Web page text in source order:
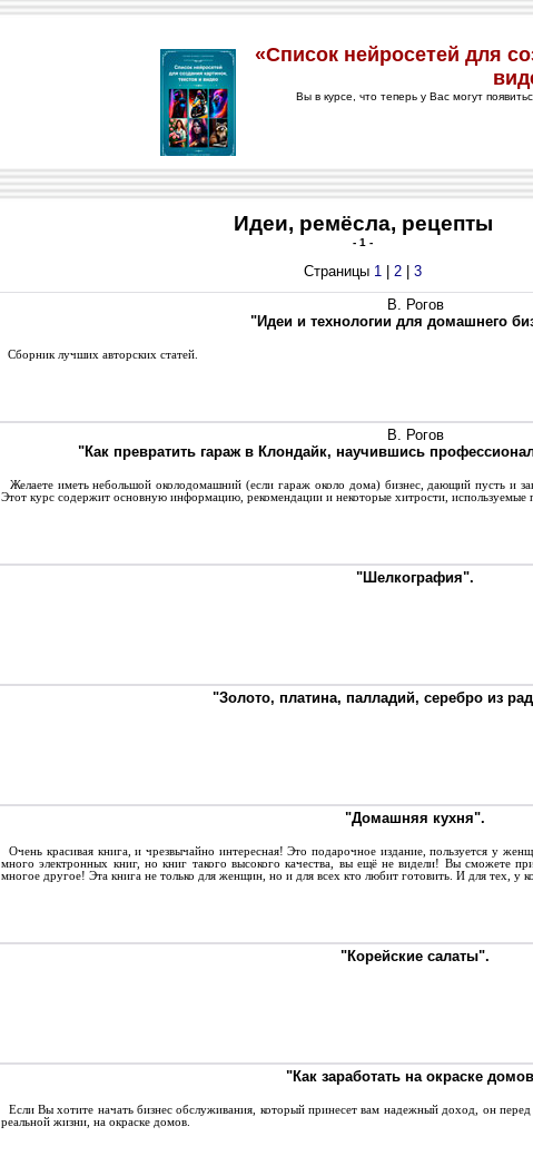
Идеи, ремёсла, рецепты
- 1 -
Страницы 1 | 2 | 3
В. Рогов
"Идеи и технологии для домашнего
Сборник лучших авторских статей.
В. Рогов
"Как превратить гараж в Клондайк, научившись
Желаете иметь небольшой околодомашний (если гараж около дома) бизнес, дающий пусть и
Этот курс содержит основную информацию, рекомендации и некоторые хитрости,
"Шелкография".
"Золото, платина, палладий, серебро из
"Домашняя кухня".
Очень красивая книга, и чрезвычайно интересная! Это подарочное издание, пользуется у
много электронных книг, но книг такого высокого качества, вы ещё не видели! Вы сможете
многое другое! Эта книга не только для женщин, но и для всех кто любит готовить. И для тех, у
"Корейские салаты".
"Как заработать на окраске
Если Вы хотите начать бизнес обслуживания, который принесет вам надежный доход, он перед
реальной жизни, на окраске домов.